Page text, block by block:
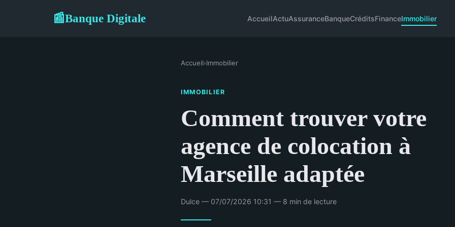
📰Banque Digitale AccueilActuAssuranceBanqueCréditsFinanceImmobilier
Accueil›Immobilier
IMMOBILIER
Comment trouver votre
agence de colocation à
Marseille adaptée
Dulce — 07/07/2026 10:31 — 8 min de lecture